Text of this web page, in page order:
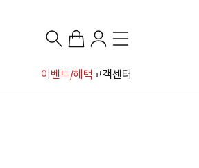
이벤트/혜택고객센터